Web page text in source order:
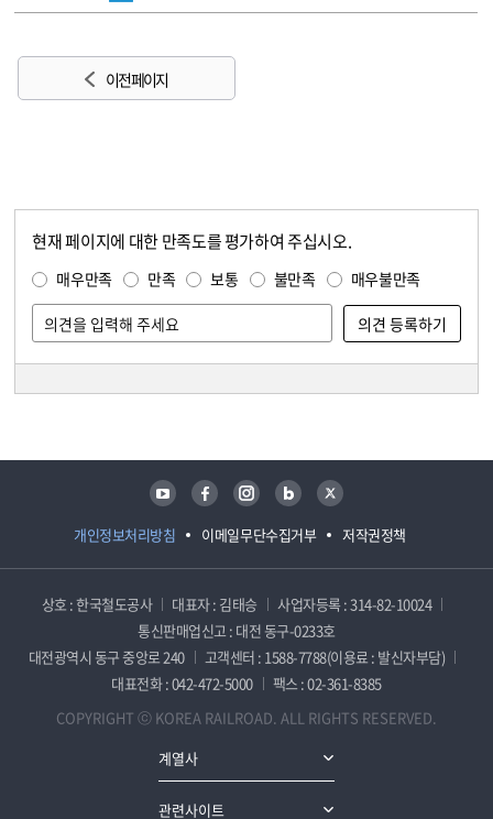
이전 페이지
현재 페이지에 대한 만족도를 평가하여 주십시오.
매우만족 만족 보통 불만족 매우불만족
개인정보처리방침 이메일무단수집거부 저작권정책
유튜브 페이스북 인스타그램 블로그 트위터
상호 : 한국철도공사 대표자 : 김태승
사업자등록 : 314-82-10024
통신판매업신고 : 대전 동구-0233호
대전광역시 동구 중앙로 240
고객센터 : 1588-7788(이용료 : 발신자부담)
대표전화 : 042-472-5000
팩스 : 02-361-8385
COPYRIGHT ⓒ KOREA RAILROAD. ALL RIGHTS RESERVED.
계열사
관련사이트